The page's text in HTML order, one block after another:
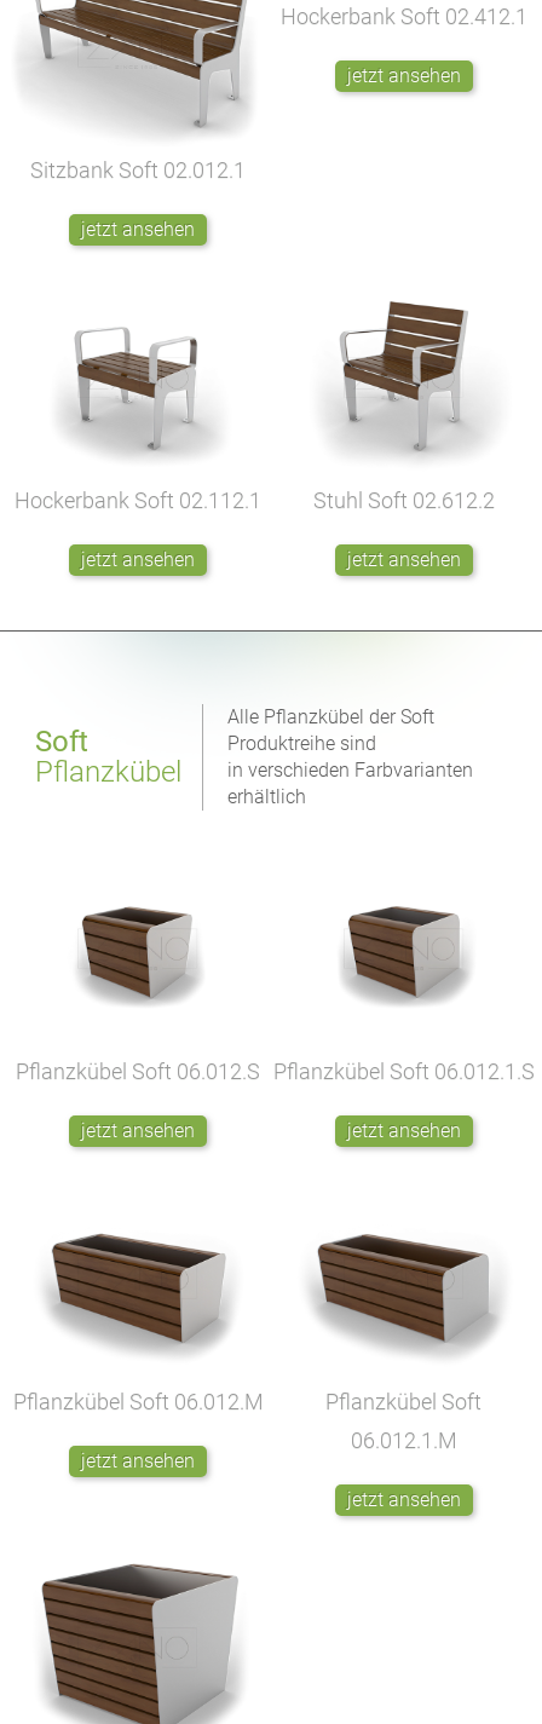
Sitzbank Soft 02.012.1
jetzt ansehen
Hockerbank Soft 02.412.1
jetzt ansehen
Hockerbank Soft 02.112.1
jetzt ansehen
Stuhl Soft 02.612.2
jetzt ansehen
Soft
Pflanzkübel
Alle Pflanzkübel der Soft
Produktreihe sind
in verschieden Farbvarianten
erhältlich
Pflanzkübel Soft 06.012.S
jetzt ansehen
Pflanzkübel Soft 06.012.1.S
jetzt ansehen
Pflanzkübel Soft 06.012.M
jetzt ansehen
Pflanzkübel Soft
06.012.1.M
jetzt ansehen